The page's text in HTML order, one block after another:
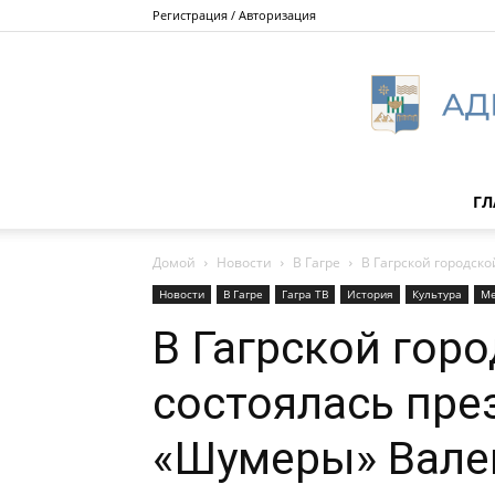
Регистрация / Авторизация
Домой Новости В Гагре В Гагрской
Новости В Гагре Гагра ТВ История Культура
В Гагрской
состоялась
«Шумеры»